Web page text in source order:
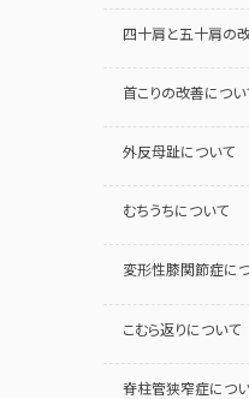
四十肩と五十肩の
首こりの改善につい
外反母趾について
むちうちについて
変形性膝関節症に
こむら返りについて
脊柱管狭窄症につ